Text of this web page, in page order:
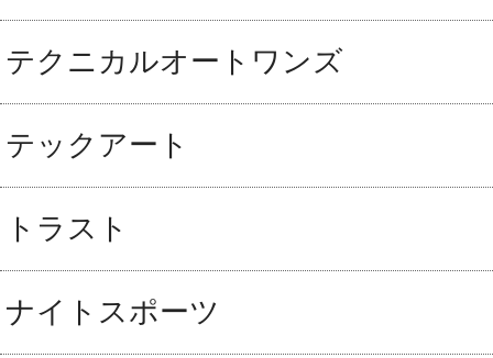
テクニカルオートワンズ
テックアート
トラスト
ナイトスポーツ